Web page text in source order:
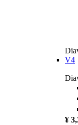
V4
¥